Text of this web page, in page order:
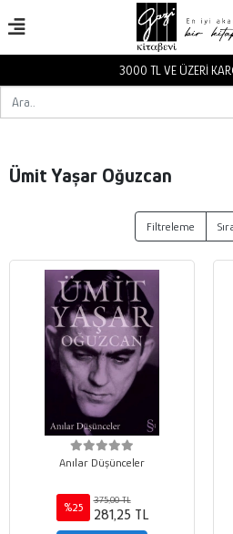
3000 TL VE ÜZERİ
Ümit Yaşar Oğuzcan
Filtreleme
Anılar Düşünceler
%25
375,00 TL
281,25 TL